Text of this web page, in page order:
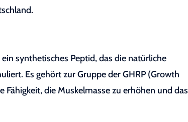
synthetisches Peptid, das die natürliche
Es gehört zur Gruppe der GHRP (Growth
die Muskelmasse zu erhöhen und das